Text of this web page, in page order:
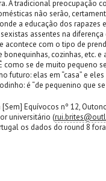
A tradicional preocupação
não serão,
a educação dos rapazes
assentes na diferença
acontece com o tipo de
cozinhas, etc. e
como se de muito pequeno
futuro: elas em “casa” e eles
é “de pequenino que
[Sem] Equívocos nº 12,
universitário (
os dados do round 8